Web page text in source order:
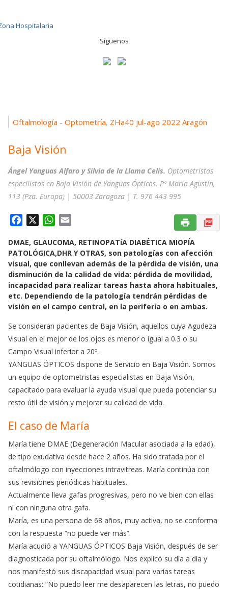
Síguenos
Oftalmología - Optometría, ZHa40 jul-ago 2022 Aragón
Baja Visión
Ángel Yanguas Alfaro y Silvia de la Llama Celis. Optometristas
especilistas en Baja Visión de Yanguas Ópticos. Pº María Agustín,
113 (Pza. Europa) | 50003 Zaragoza | T. 976 443 995
c
e
b
o
o
k
W
a
t
s
A
p
p
a
i
l
DMAE, GLAUCOMA, RETINOPATíA DIABÉTICA MIOPÍA
PATOLÓGICA,DHR Y OTRAS, son patologías con afección
visual, que conllevan además de la pérdida de visión, una
disminución de la calidad de vida: pérdida de movilidad,
incapacidad para realizar tareas hasta ahora habituales,
etc. Dependiendo de la patología tendrán pérdidas de
visión en el campo central, en la periferia o en ambas.
Se consideran pacientes de Baja Visión, aquellos cuya Agudeza
Visual en el mejor de los ojos es menor o igual a 0.3 o su
Campo Visual inferior a 20º.
YANGUAS ÓPTICOS dispone de Servicio en Baja Visión. Somos
un equipo de optometristas especialistas en Baja Visión,
capacitado para evaluar la ayuda visual que pueda potenciar su
resto útil de visión y mejorar su calidad de vida.
El caso de María
María tiene DMAE (Degeneración Macular asociada a la edad),
de tipo exudativa desde hace 2 años. Ha sido tratada por el
oftalmólogo con inyecciones intravitreas. María continúa con
sus revisiones periódicas habituales.
Actualmente lleva gafas progresivas, pero no ve bien con ellas
ni con ninguna otra gafa.
María, es una persona de 68 años, muy activa, no se conforma
con la respuesta “no puede ver más”.
María acudió a YANGUAS ÓPTICOS Baja Visión, después de ser
diagnosticada por su oftalmólogo. Nos explicó su día a día y
nos manifestó sus discapacidad visual para varías tareas
cotidianas: “No puedo leer me desaparecen las letras, no puedo